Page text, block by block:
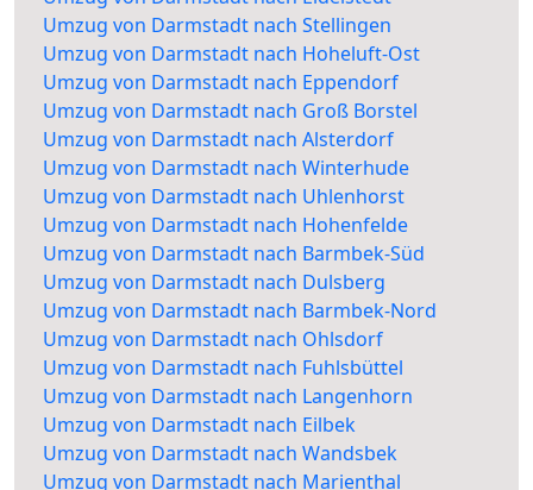
Umzug von Darmstadt nach Stellingen
Umzug von Darmstadt nach Hoheluft-Ost
Umzug von Darmstadt nach Eppendorf
Umzug von Darmstadt nach Groß Borstel
Umzug von Darmstadt nach Alsterdorf
Umzug von Darmstadt nach Winterhude
Umzug von Darmstadt nach Uhlenhorst
Umzug von Darmstadt nach Hohenfelde
Umzug von Darmstadt nach Barmbek-Süd
Umzug von Darmstadt nach Dulsberg
Umzug von Darmstadt nach Barmbek-Nord
Umzug von Darmstadt nach Ohlsdorf
Umzug von Darmstadt nach Fuhlsbüttel
Umzug von Darmstadt nach Langenhorn
Umzug von Darmstadt nach Eilbek
Umzug von Darmstadt nach Wandsbek
Umzug von Darmstadt nach Marienthal